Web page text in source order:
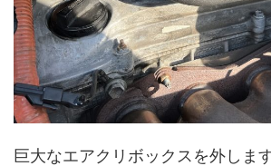
巨大なエアクリボックスを外しま